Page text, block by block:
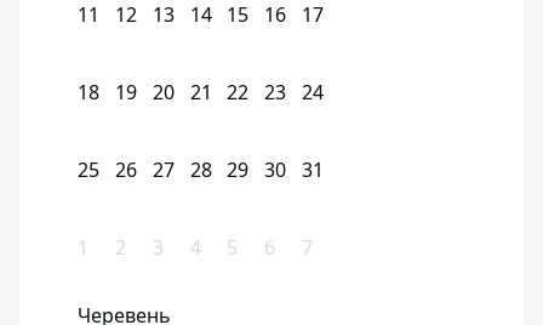
11 12 13 14 15 16 17
18 19 20 21 22 23 24
25 26 27 28 29 30 31
1 2 3 4 5 6 7
Черевень